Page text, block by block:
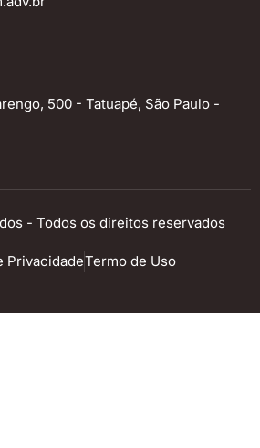
500 - Tatuapé, São Paulo -
- Todos os direitos reservados
PrivacidadeTermo de Uso